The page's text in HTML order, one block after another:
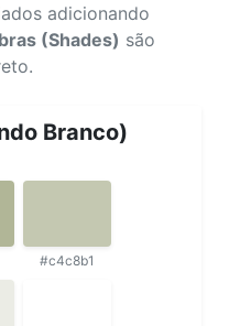
adicionando
(Shades) são
Branco)
#c4c8b1